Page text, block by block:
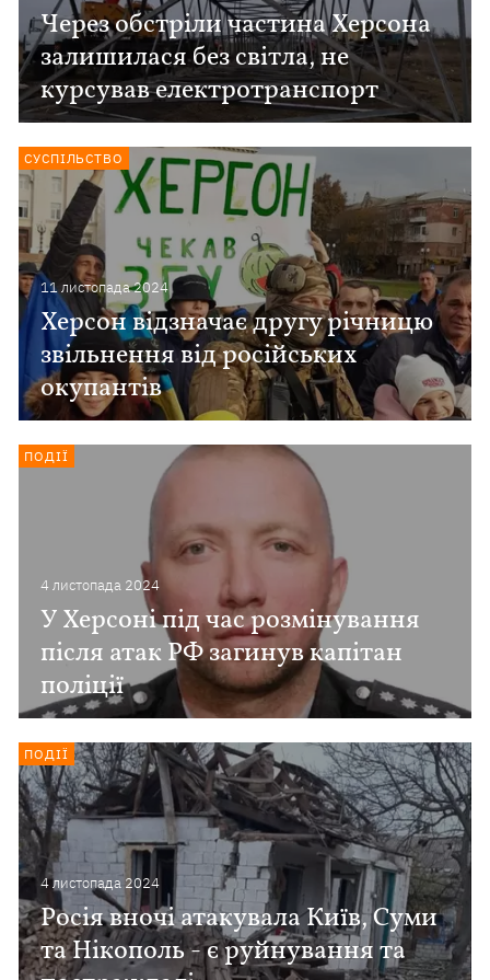
Через обстріли частина Херсона
залишилася без світла, не
курсував електротранспорт
11 листопада 2024
Херсон відзначає другу річницю
звільнення від російських
окупантів
СУСПІЛЬСТВО
4 листопада 2024
У Херсоні під час розмінування
після атак РФ загинув капітан
поліції
ПОДІЇ
4 листопада 2024
Росія вночі атакувала Київ, Суми
та Нікополь - є руйнування та
ПОДІЇ